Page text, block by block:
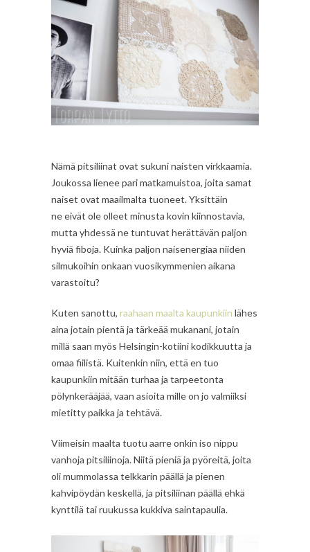
Nämä pitsiliinat ovat sukuni naisten virkkaamia.
Joukossa lienee pari matkamuistoa, joita samat
naiset ovat maailmalta tuoneet. Yksittäin
ne eivät ole olleet minusta kovin kiinnostavia,
mutta yhdessä ne tuntuvat herättävän paljon
hyviä fiboja. Kuinka paljon naisenergiaa niiden
silmukoihin onkaan vuosikymmenien aikana
varastoitu?
Kuten sanottu, raahaan maalta kaupunkiin lähes
aina jotain pientä ja tärkeää mukanani, jotain
millä saan myös Helsingin-kotiini kodikkuutta ja
omaa fiilistä. Kuitenkin niin, että en tuo
kaupunkiin mitään turhaa ja tarpeetonta
pölynkerääjää, vaan asioita mille on jo valmiiksi
mietitty paikka ja tehtävä.
Viimeisin maalta tuotu aarre onkin iso nippu
vanhoja pitsiliinoja. Niitä pieniä ja pyöreitä, joita
oli mummolassa telkkarin päällä ja pienen
kahvipöydän keskellä, ja pitsiliinan päällä ehkä
kynttilä tai ruukussa kukkiva saintapaulia.